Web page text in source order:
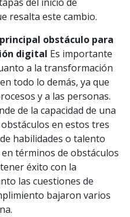
resalta este cambio.
obstáculo para
digital Es importante
a la transformación
todo lo demás, ya que
y a las personas.
de la capacidad de una
en estos tres
habilidades o talento
términos de obstáculos
éxito con la
las cuestiones de
bajaron varios